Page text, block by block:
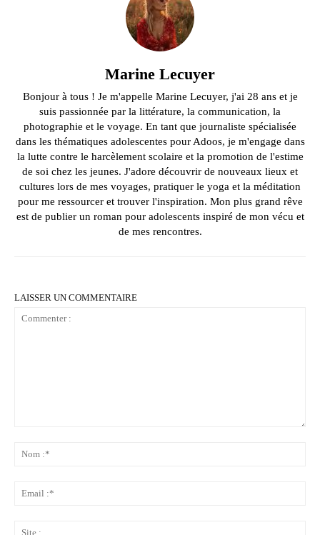
Marine Lecuyer
Bonjour à tous ! Je m'appelle Marine Lecuyer, j'ai 28 ans et je
suis passionnée par la littérature, la communication, la
photographie et le voyage. En tant que journaliste spécialisée
dans les thématiques adolescentes pour Adoos, je m'engage dans
la lutte contre le harcèlement scolaire et la promotion de l'estime
de soi chez les jeunes. J'adore découvrir de nouveaux lieux et
cultures lors de mes voyages, pratiquer le yoga et la méditation
pour me ressourcer et trouver l'inspiration. Mon plus grand rêve
est de publier un roman pour adolescents inspiré de mon vécu et
de mes rencontres.
LAISSER UN COMMENTAIRE